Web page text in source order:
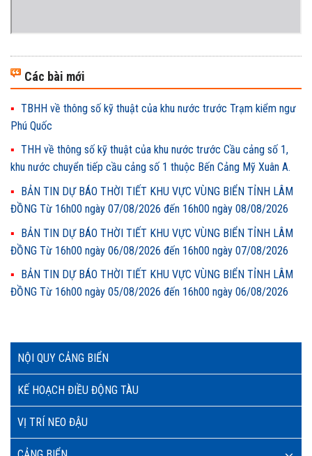
NỘI QUY CẢNG BIỂN
KẾ HOẠCH ĐIỀU ĐỘNG TÀU
VỊ TRÍ NEO ĐẬU
Các bài mới
TBHH về thông số kỹ thuật của khu nước trước Trạm kiểm ngư
Phú Quốc
THH về thông số kỹ thuật của khu nước trước Cầu cảng số 1,
khu nước chuyển tiếp cầu cảng số 1 thuộc Bến Cảng Mỹ Xuân A.
BẢN TIN DỰ BÁO THỜI TIẾT KHU VỰC VÙNG BIỂN TỈNH LÂM
ĐỒNG Từ 16h00 ngày 07/08/2026 đến 16h00 ngày 08/08/2026
BẢN TIN DỰ BÁO THỜI TIẾT KHU VỰC VÙNG BIỂN TỈNH LÂM
ĐỒNG Từ 16h00 ngày 06/08/2026 đến 16h00 ngày 07/08/2026
BẢN TIN DỰ BÁO THỜI TIẾT KHU VỰC VÙNG BIỂN TỈNH LÂM
ĐỒNG Từ 16h00 ngày 05/08/2026 đến 16h00 ngày 06/08/2026